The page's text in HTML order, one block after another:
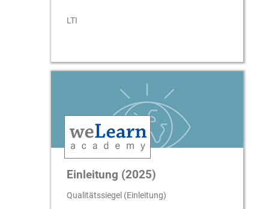
LTI
Einleitung (2025)
Qualitätssiegel (Einleitung)